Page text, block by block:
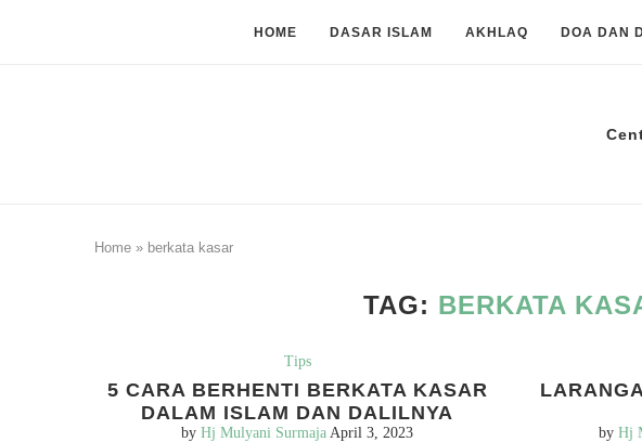
HOME DASAR ISLAM AKHLAQ DOA DAN
Home » berkata kasar
TAG: BERKATA
Tips
5 CARA BERHENTI BERKATA KASAR
DALAM ISLAM DAN DALILNYA
byHj Mulyani Surmaja April 3, 2023 byHj